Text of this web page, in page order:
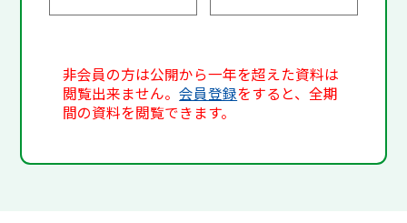
非会員の方は公開から一年を超えた資料は
閲覧出来ません。会員登録をすると、全期
間の資料を閲覧できます。